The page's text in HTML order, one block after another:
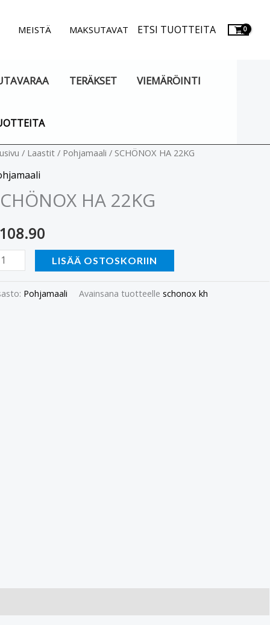
MEISTÄ MAKSUTAVAT ETSI TUOTTEITA
TERÄKSET VIEMÄRÖINTI
/ Laastit/ Pohjamaali / SCHÖNOX HA 22KG
HA 22KG
LISÄÄ OSTOSKORIIN
Pohjamaali Avainsana tuotteelle schonox kh